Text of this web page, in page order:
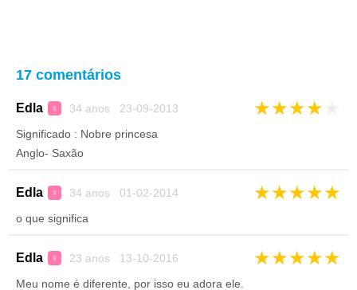
17 comentários
Edla ♀ 34 anos 23-09-2013 ★★★★
Significado : Nobre princesa
Anglo- Saxão
Edla ♀ 34 anos 01-02-2014 ★★★★★
o que significa
Edla ♀ 23 anos 13-10-2016 ★★★★★
Meu nome é diferente, por isso eu adora ele.